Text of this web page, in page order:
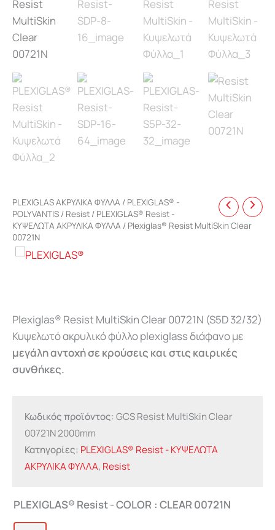
PLEXIGLAS ΑΚΡΥΛΙΚΑ ΦΥΛΛΑ / PLEXIGLAS® -
POLYVANTIS / Resist / PLEXIGLAS® Resist -
ΚΥΨΕΛΩΤΑ ΑΚΡΥΛΙΚΑ ΦΥΛΛΑ / Plexiglas® Resist MultiSkin Clear
00721N
Plexiglas® Resist MultiSkin Clear 00721N (S5D 32/32)
Κυψελωτό ακρυλικό φύλλο plexiglass διάφανο με
μεγάλη αντοχή σε κρούσεις και στις καιρικές
συνθήκες.
Κωδικός προϊόντος: GCS Resist MultiSkin Clear
00721N 2000mm
Κατηγορίες: PLEXIGLAS® Resist - ΚΥΨΕΛΩΤΑ
ΑΚΡΥΛΙΚΑ ΦΥΛΛΑ, Resist
PLEXIGLAS® Resist - COLOR : CLEAR 00721N